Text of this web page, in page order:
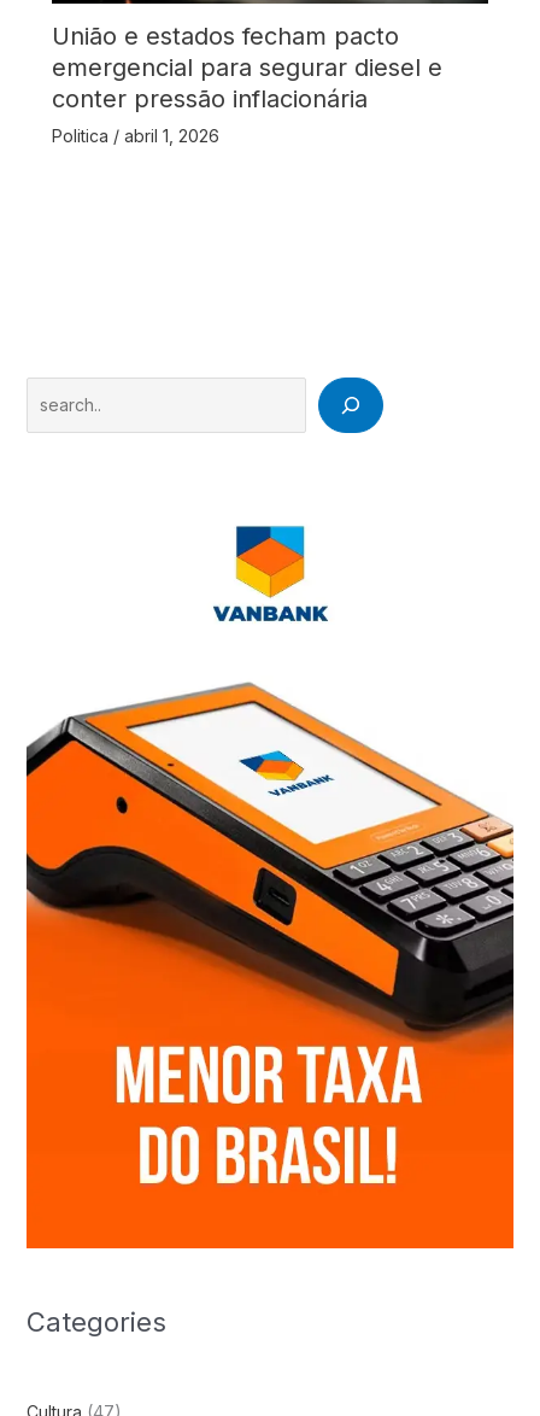
União e estados fecham pacto
emergencial para segurar diesel e
conter pressão inflacionária
Politica / abril 1, 2026
Categories